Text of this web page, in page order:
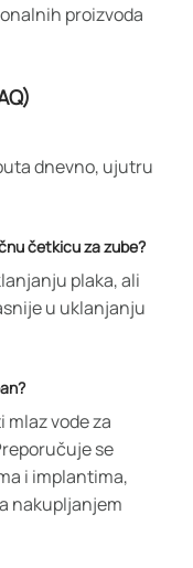
proizvoda
dnevno, ujutru
četkicu za zube?
plaka, ali
u uklanjanju
vode za
se
i implantima,
nakupljanjem